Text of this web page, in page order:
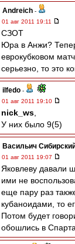
Andreich -
01 авг 2011 19:11
СЗОТ
Юра в Анжи?
еврокубковом
серьезно, то это
ilfedo -
01 авг 2011 19:10
nick_ws
У них было 9(5)
Васильич
01 авг 2011 19:07
Яковлеву давали
ими не
еще пару раз
кубаноидами, то
Потом будет
обошлись в